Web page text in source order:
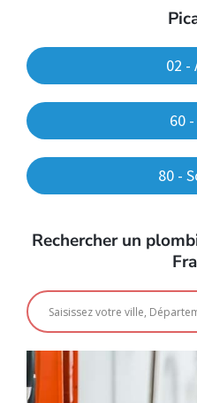
02 -
60
80 -
Rechercher un